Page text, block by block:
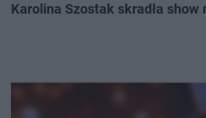
Karolina Szostak skradła